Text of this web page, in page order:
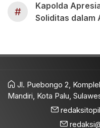
#
Kapolda
Soliditas dalam
Jl. Puebongo 2,
Mandiri, Kota Palu,